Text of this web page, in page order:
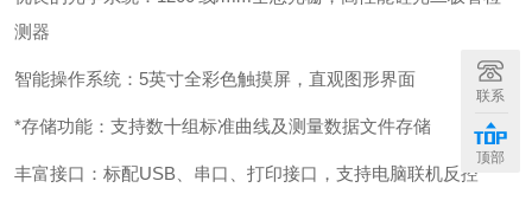
测器
智能操作系统：5英寸全彩色触摸屏，直观图形界面
*存储功能：支持数十组标准曲线及测量数据文件存储
丰富接口：标配USB、串口、打印接口，支持电脑联机反控
联系
顶部